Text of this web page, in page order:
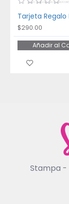
$290.00
Añadir al
Stampa -